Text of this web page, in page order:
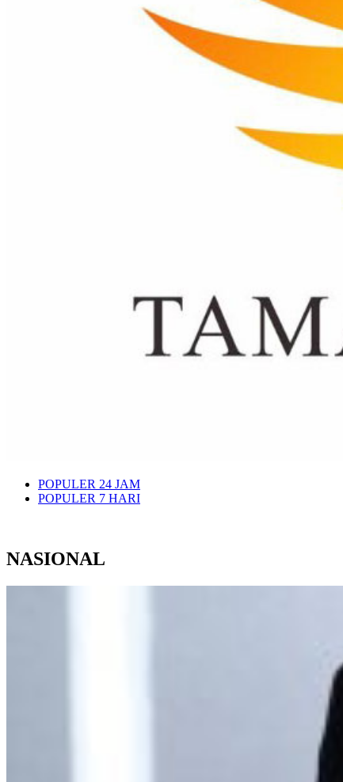
POPULER 24 JAM
POPULER 7 HARI
NASIONAL